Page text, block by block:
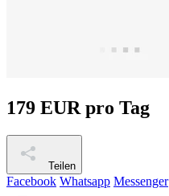
179 EUR pro Tag
Teilen
Facebook Whatsapp Messenger